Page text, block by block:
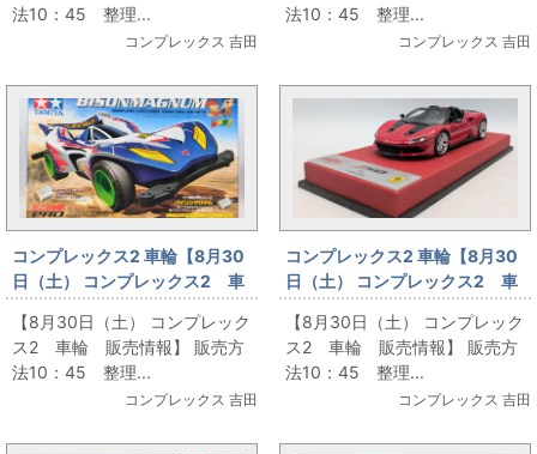
法10：45 整理...
コンプレックス 吉田
法10：45 整理...
コンプレックス 吉田
コンプレックス2 車輪【8月30
日（土） コンプレックス2 車
輪 販売情報】6
【8月30日（土） コンプレック
ス2 車輪 販売情報】 販売方
法10：45 整理...
コンプレックス 吉田
コンプレックス2 車輪【8月30
日（土） コンプレックス2 車
輪 販売情報】7
【8月30日（土） コンプレック
ス2 車輪 販売情報】 販売方
法10：45 整理...
コンプレックス 吉田